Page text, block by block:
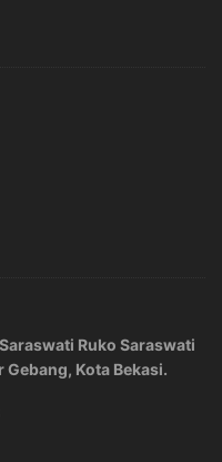
Ruko Saraswati
Kota Bekasi.